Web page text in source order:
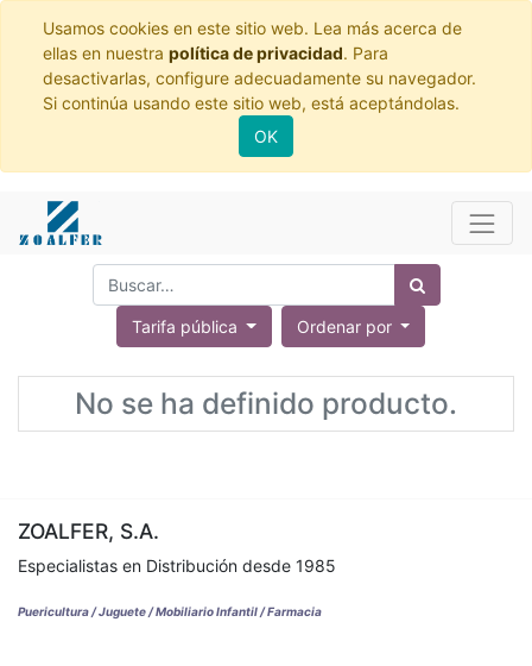
Usamos cookies en este sitio web. Lea más acerca de
ellas en nuestra política de privacidad. Para
desactivarlas, configure adecuadamente su navegador.
Si continúa usando este sitio web, está aceptándolas.
OK
Tarifa pública Ordenar por
No se ha definido producto.
ZOALFER, S.A.
Especialistas en Distribución desde 1985
Puericultura / Juguete / Mobiliario Infantil / Farmacia